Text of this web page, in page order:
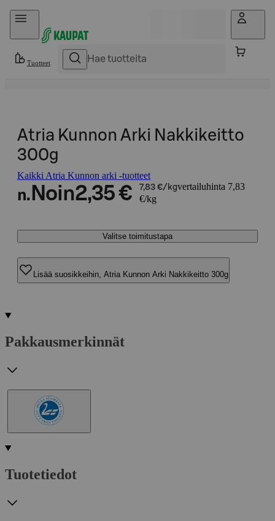
Hyppää sisältöön
Tuotteet
Atria Kunnon Arki Nakkikeitto
300g
Kaikki Atria Kunnon arki -tuotteet
n. Noin2,35 € 7,83 €/kgvertailuhinta 7,83
€/kg
Valitse toimitustapa
Lisää suosikkeihin, Atria Kunnon Arki Nakkikeitto 300g
Pakkausmerkinnät
Tuotetiedot